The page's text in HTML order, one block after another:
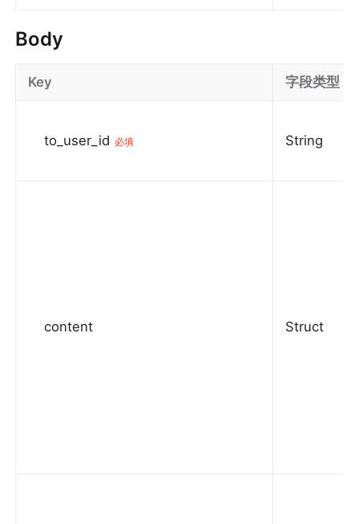
Body
Key 字段类型
to_user_id 必填 String
content Struct